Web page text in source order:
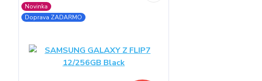
Novinka
Doprava ZADARMO